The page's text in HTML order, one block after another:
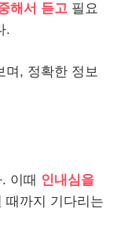
해서 듣고 필요
.
며, 정확한 정보
이때 인내심을
때까지 기다리는